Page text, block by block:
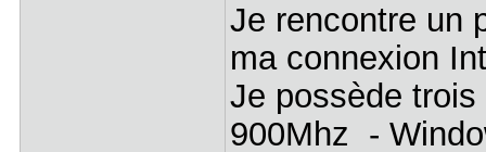
Je rencontre un
ma connexion
Je possède
900Mhz -